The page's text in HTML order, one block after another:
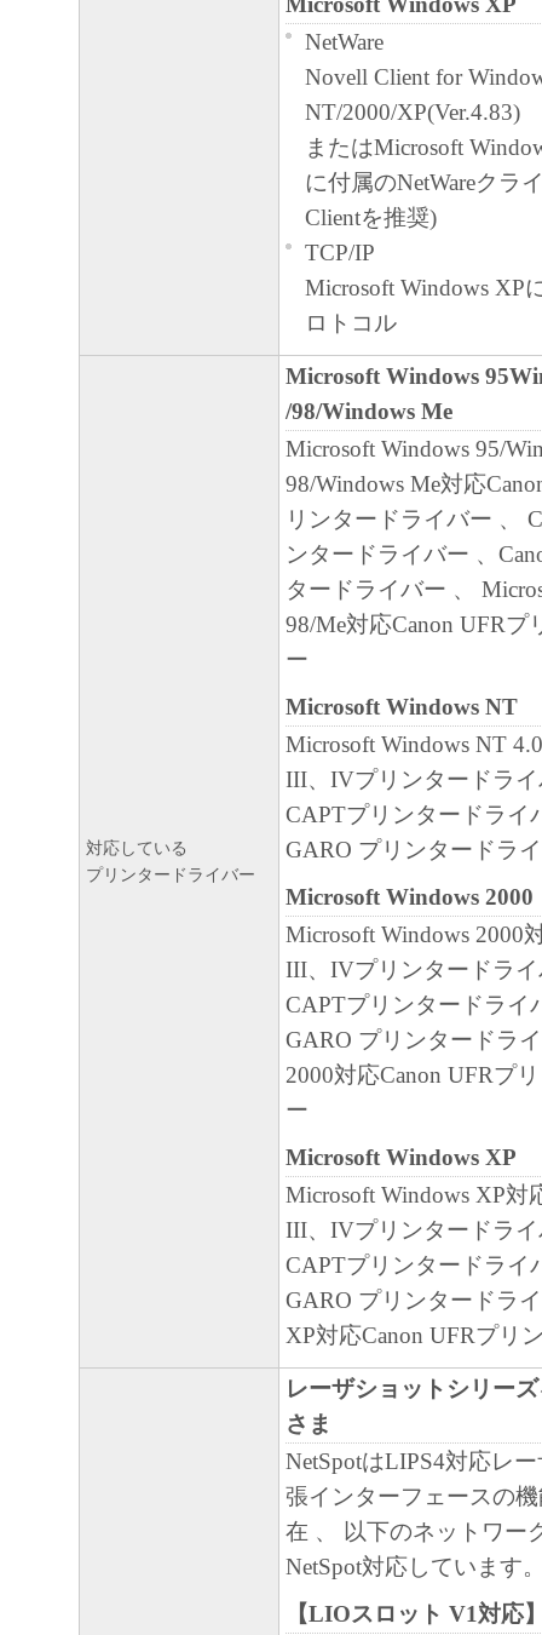
本契約書のいずれかの条項またはその
無効であると決定された場合でも、そ
に有効に存続するものとします。
NetWare
Novell Client for
NT/2000/XP(Ver.4.83)
またはMicrosoft
に付属のNetWareクラ
Clientを推奨)
TCP/IP
Microsoft Windows XP
ロトコル
対応している
プリンタードライバー
Microsoft Windows
/98/Windows Me
Microsoft Windows 95/
98/Windows Me対応
リンタードライバー 、
ンタードライバー 、
タードライバー 、
98/Me対応Canon UFRプ
ー
Microsoft Windows NT
Microsoft Windows NT
III、IVプリンタードライ
CAPTプリンタードライ
GARO プリンタードラ
Microsoft Windows 2000
Microsoft Windows 2000
III、IVプリンタードライ
CAPTプリンタードライ
GARO プリンタードラ
2000対応Canon UFRプ
ー
Microsoft Windows XP
Microsoft Windows XP対
III、IVプリンタードライ
CAPTプリンタードライ
GARO プリンタードラ
XP対応Canon UFRプリ
レーザショットシリー
さま
NetSpotはLIPS4対応レ
張インターフェースの
在 、 以下のネットワー
NetSpot対応しています
【LIOスロット V1対応